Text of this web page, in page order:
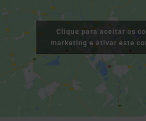
Clique para aceitar os
marketing e ativar este